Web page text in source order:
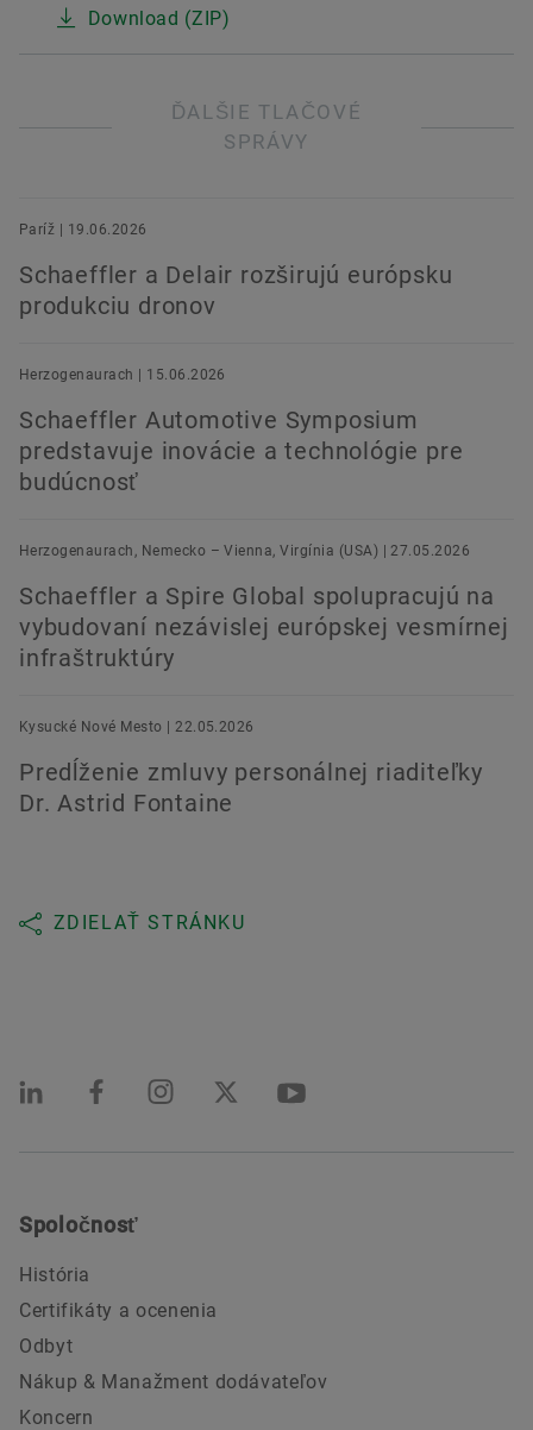
Download (ZIP)
ĎALŠIE TLAČOVÉ
SPRÁVY
Paríž | 19.06.2026
Schaeffler a Delair rozširujú európsku
produkciu dronov
Herzogenaurach | 15.06.2026
Schaeffler Automotive Symposium
predstavuje inovácie a technológie pre
budúcnosť
Herzogenaurach, Nemecko – Vienna, Virgínia (USA) | 27.05.2026
Schaeffler a Spire Global spolupracujú na
vybudovaní nezávislej európskej vesmírnej
infraštruktúry
Kysucké Nové Mesto | 22.05.2026
Predĺženie zmluvy personálnej riaditeľky
Dr. Astrid Fontaine
ZDIELAŤ STRÁNKU
Spoločnosť
História
Certifikáty a ocenenia
Odbyt
Nákup & Manažment dodávateľov
Koncern